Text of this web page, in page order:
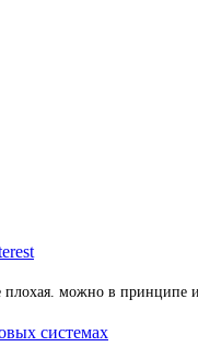
плохая. можно в
системах